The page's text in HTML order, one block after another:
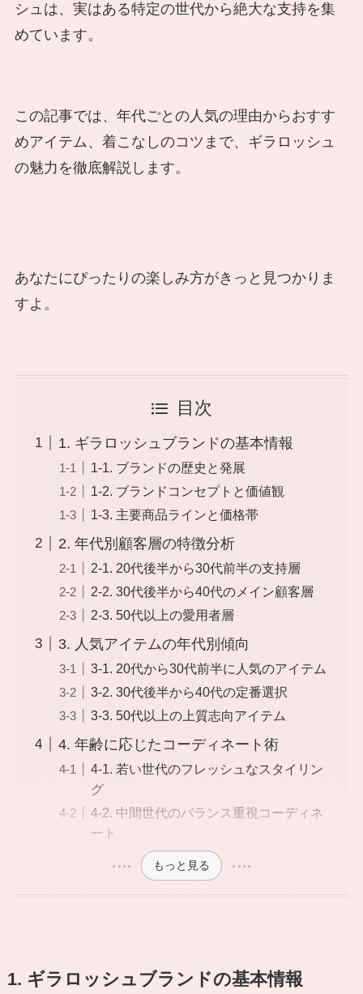
シュは、実はある特定の世代から絶大な支持を集
めています。
この記事では、年代ごとの人気の理由からおすす
めアイテム、着こなしのコツまで、ギラロッシュ
の魅力を徹底解説します。
あなたにぴったりの楽しみ方がきっと見つかりま
すよ。
目次
1. ギラロッシュブランドの基本情報
1-1. ブランドの歴史と発展
1-2. ブランドコンセプトと価値観
1-3. 主要商品ラインと価格帯
2. 年代別顧客層の特徴分析
2-1. 20代後半から30代前半の支持層
2-2. 30代後半から40代のメイン顧客層
2-3. 50代以上の愛用者層
3. 人気アイテムの年代別傾向
3-1. 20代から30代前半に人気のアイテム
3-2. 30代後半から40代の定番選択
3-3. 50代以上の上質志向アイテム
4. 年齢に応じたコーディネート術
4-1. 若い世代のフレッシュなスタイリン
グ
4-2. 中間世代のバランス重視コーディネ
ート
もっと見る
1. ギラロッシュブランドの基本情報